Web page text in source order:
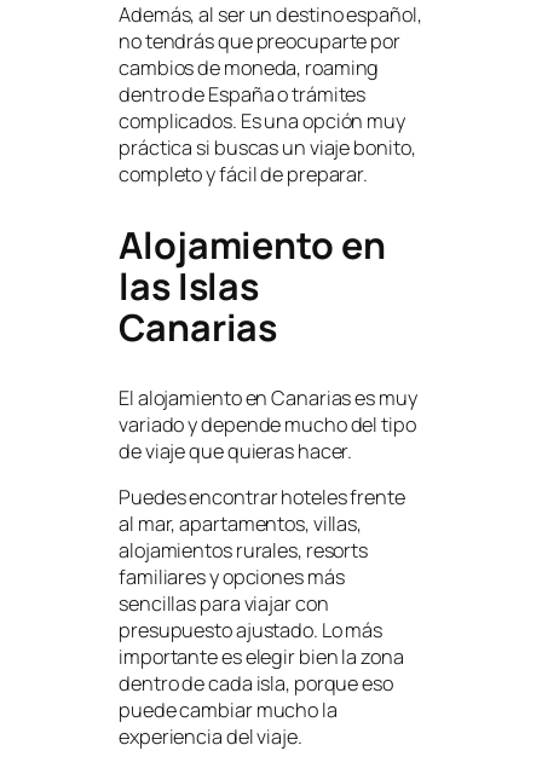
Además, al ser un destino español,
no tendrás que preocuparte por
cambios de moneda, roaming
dentro de España o trámites
complicados. Es una opción muy
práctica si buscas un viaje bonito,
completo y fácil de preparar.
Alojamiento en
las Islas
Canarias
El alojamiento en Canarias es muy
variado y depende mucho del tipo
de viaje que quieras hacer.
Puedes encontrar hoteles frente
al mar, apartamentos, villas,
alojamientos rurales, resorts
familiares y opciones más
sencillas para viajar con
presupuesto ajustado. Lo más
importante es elegir bien la zona
dentro de cada isla, porque eso
puede cambiar mucho la
experiencia del viaje.